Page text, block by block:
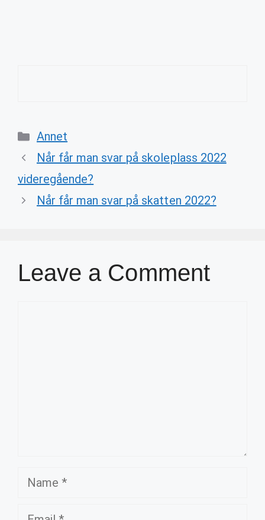
Categories
Annet
Når får man svar på skoleplass 2022
videregående?
Når får man svar på skatten 2022?
Leave a Comment
Name
Email